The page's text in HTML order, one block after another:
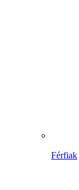
Férfiak